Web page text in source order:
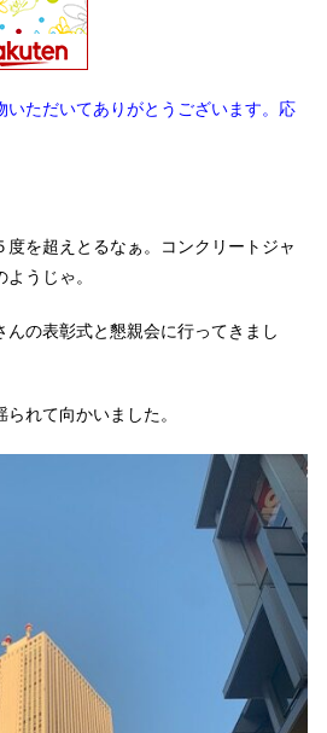
いただいてありがとうございます。応
を超えとるなぁ。コンクリートジャ
うじゃ。
の表彰式と懇親会に行ってきまし
れて向かいました。